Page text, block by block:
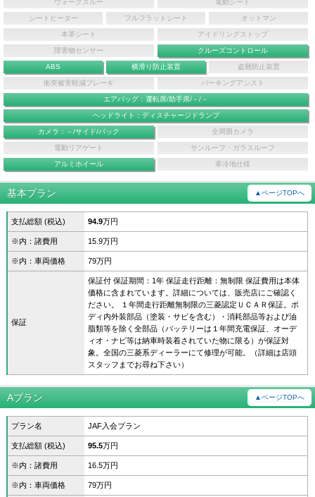
ウォークスルー 電動シート
シートヒーター フルフラットシート オットマン
本革シート アイドリングストップ
障害物センサー クルーズコントロール
ABS 横滑り防止装置 盗難防止装置
衝突被害軽減ブレーキ パーキングアシスト
エアバッグ：運転席/助手席/－/－
ヘッドライト：ディスチャージドランプ
カメラ：－/サイド/バック 全周囲カメラ
電動リアゲート サンルーフ・ガラスルーフ
アルミホイール 寒冷地仕様
基本プラン ▲ページTOPへ
支払総額 (税込) 94.9万円
※内：諸費用 15.9万円
※内：車両価格 79万円
保証
保証付 保証期間：1年 保証走行距離：無制限 保証費用は本体
価格に含まれています。詳細については、販売店にご確認く
ださい。 １年間走行距離無制限の三菱認定ＵＣＡＲ保証。ボ
ディ内外装部品（塗装・サビを含む）・消耗部品等および油
脂類等を除く全部品（バッテリーは１年間充電保証、オーデ
ィオ・ナビ等は納車時装着されていた物に限る）が保証対
象。全国の三菱系ディーラーにて修理が可能。（詳細は店頭
スタッフまでお尋ね下さい）
Aプラン ▲ページTOPへ
プラン名 JAF入会プラン
支払総額 (税込) 95.5万円
※内：諸費用 16.5万円
※内：車両価格 79万円